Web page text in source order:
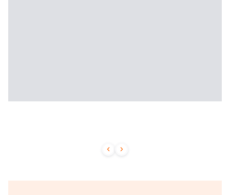
 